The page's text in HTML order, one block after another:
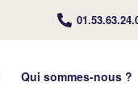
Qui sommes-nous ?